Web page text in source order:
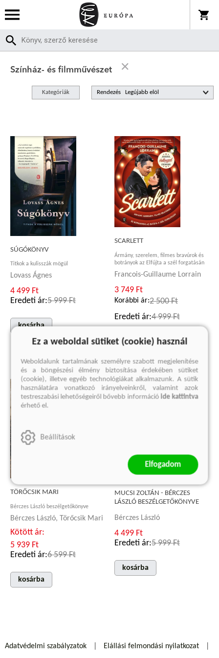
Színház- és filmművészet
Kategóriák Rendezés
SÚGÓKÖNYV
Titkok a kulisszák mögül
Lovass Ágnes
4 499 Ft
Eredeti ár:5 999 Ft
kosárba
SCARLETT
Ármány, szerelem, filmes bravúrok és
botrányok az Elfújta a szél forgatásán
Francois-Guillaume Lorrain
3 749 Ft
Korábbi ár:2 500 Ft
Eredeti ár:4 999 Ft
kosárba
TÖRŐCSIK MARI
Bérczes László beszélgetőkönyve
Bérczes László, Törőcsik Mari
Kötött ár:
5 939 Ft
Eredeti ár:6 599 Ft
kosárba
MUCSI ZOLTÁN - BÉRCZES
LÁSZLÓ BESZÉLGETŐKÖNYVE
Bérczes László
4 499 Ft
Eredeti ár:5 999 Ft
kosárba
Adatvédelmi szabályzatok Elállási felmondási nyilatkozat
Ez a weboldal sütiket (cookie) használ
Weboldalunk tartalmának személyre szabott megjelenítése
és a böngészési élmény biztosítása érdekében sütiket
(cookie), illetve egyéb technológiákat alkalmazunk. A sütik
használatára vonatkozó irányelveinkről, valamint azok
testreszabási lehetőségeiről bővebb információ ide kattintva
érhető el.
Beállítások
Elfogadom